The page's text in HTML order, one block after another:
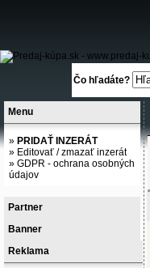
Čo hľadáte?
Menu
» PRIDAŤ INZERÁT
» Editovať / zmazať inzerát
» GDPR - ochrana osobných
údajov
Partner
Banner
Reklama